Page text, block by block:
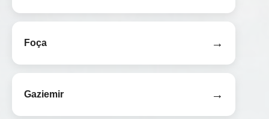
Foça →
Gaziemir →